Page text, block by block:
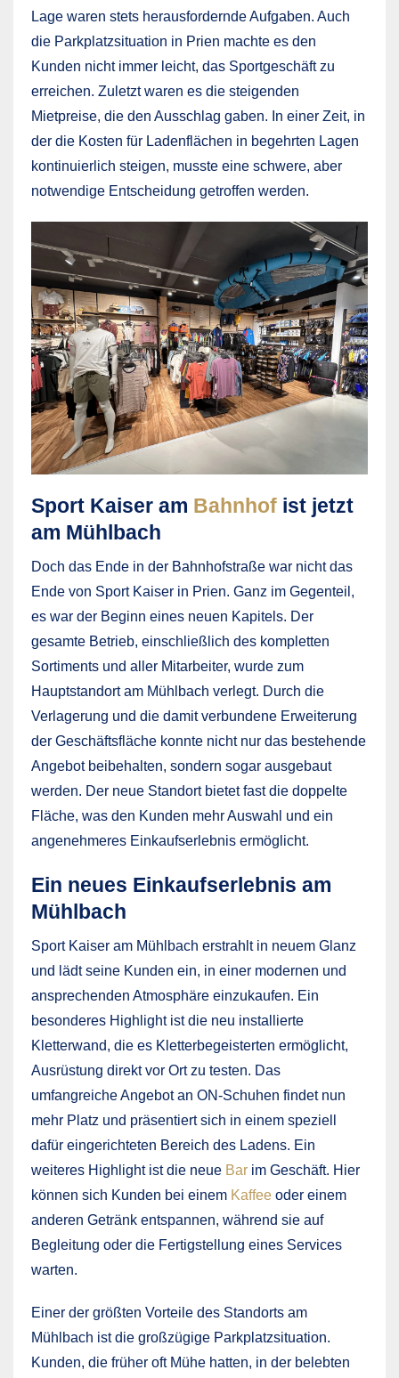
Lage waren stets herausfordernde Aufgaben. Auch
die Parkplatzsituation in Prien machte es den
Kunden nicht immer leicht, das Sportgeschäft zu
erreichen. Zuletzt waren es die steigenden
Mietpreise, die den Ausschlag gaben. In einer Zeit, in
der die Kosten für Ladenflächen in begehrten Lagen
kontinuierlich steigen, musste eine schwere, aber
notwendige Entscheidung getroffen werden.
Sport Kaiser am Bahnhof ist jetzt
am Mühlbach
Doch das Ende in der Bahnhofstraße war nicht das
Ende von Sport Kaiser in Prien. Ganz im Gegenteil,
es war der Beginn eines neuen Kapitels. Der
gesamte Betrieb, einschließlich des kompletten
Sortiments und aller Mitarbeiter, wurde zum
Hauptstandort am Mühlbach verlegt. Durch die
Verlagerung und die damit verbundene Erweiterung
der Geschäftsfläche konnte nicht nur das bestehende
Angebot beibehalten, sondern sogar ausgebaut
werden. Der neue Standort bietet fast die doppelte
Fläche, was den Kunden mehr Auswahl und ein
angenehmeres Einkaufserlebnis ermöglicht.
Ein neues Einkaufserlebnis am
Mühlbach
Sport Kaiser am Mühlbach erstrahlt in neuem Glanz
und lädt seine Kunden ein, in einer modernen und
ansprechenden Atmosphäre einzukaufen. Ein
besonderes Highlight ist die neu installierte
Kletterwand, die es Kletterbegeisterten ermöglicht,
Ausrüstung direkt vor Ort zu testen. Das
umfangreiche Angebot an ON-Schuhen findet nun
mehr Platz und präsentiert sich in einem speziell
dafür eingerichteten Bereich des Ladens. Ein
weiteres Highlight ist die neue Bar im Geschäft. Hier
können sich Kunden bei einem Kaffee oder einem
anderen Getränk entspannen, während sie auf
Begleitung oder die Fertigstellung eines Services
warten.
Einer der größten Vorteile des Standorts am
Mühlbach ist die großzügige Parkplatzsituation.
Kunden, die früher oft Mühe hatten, in der belebten